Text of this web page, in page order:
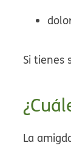
Si tienes
La